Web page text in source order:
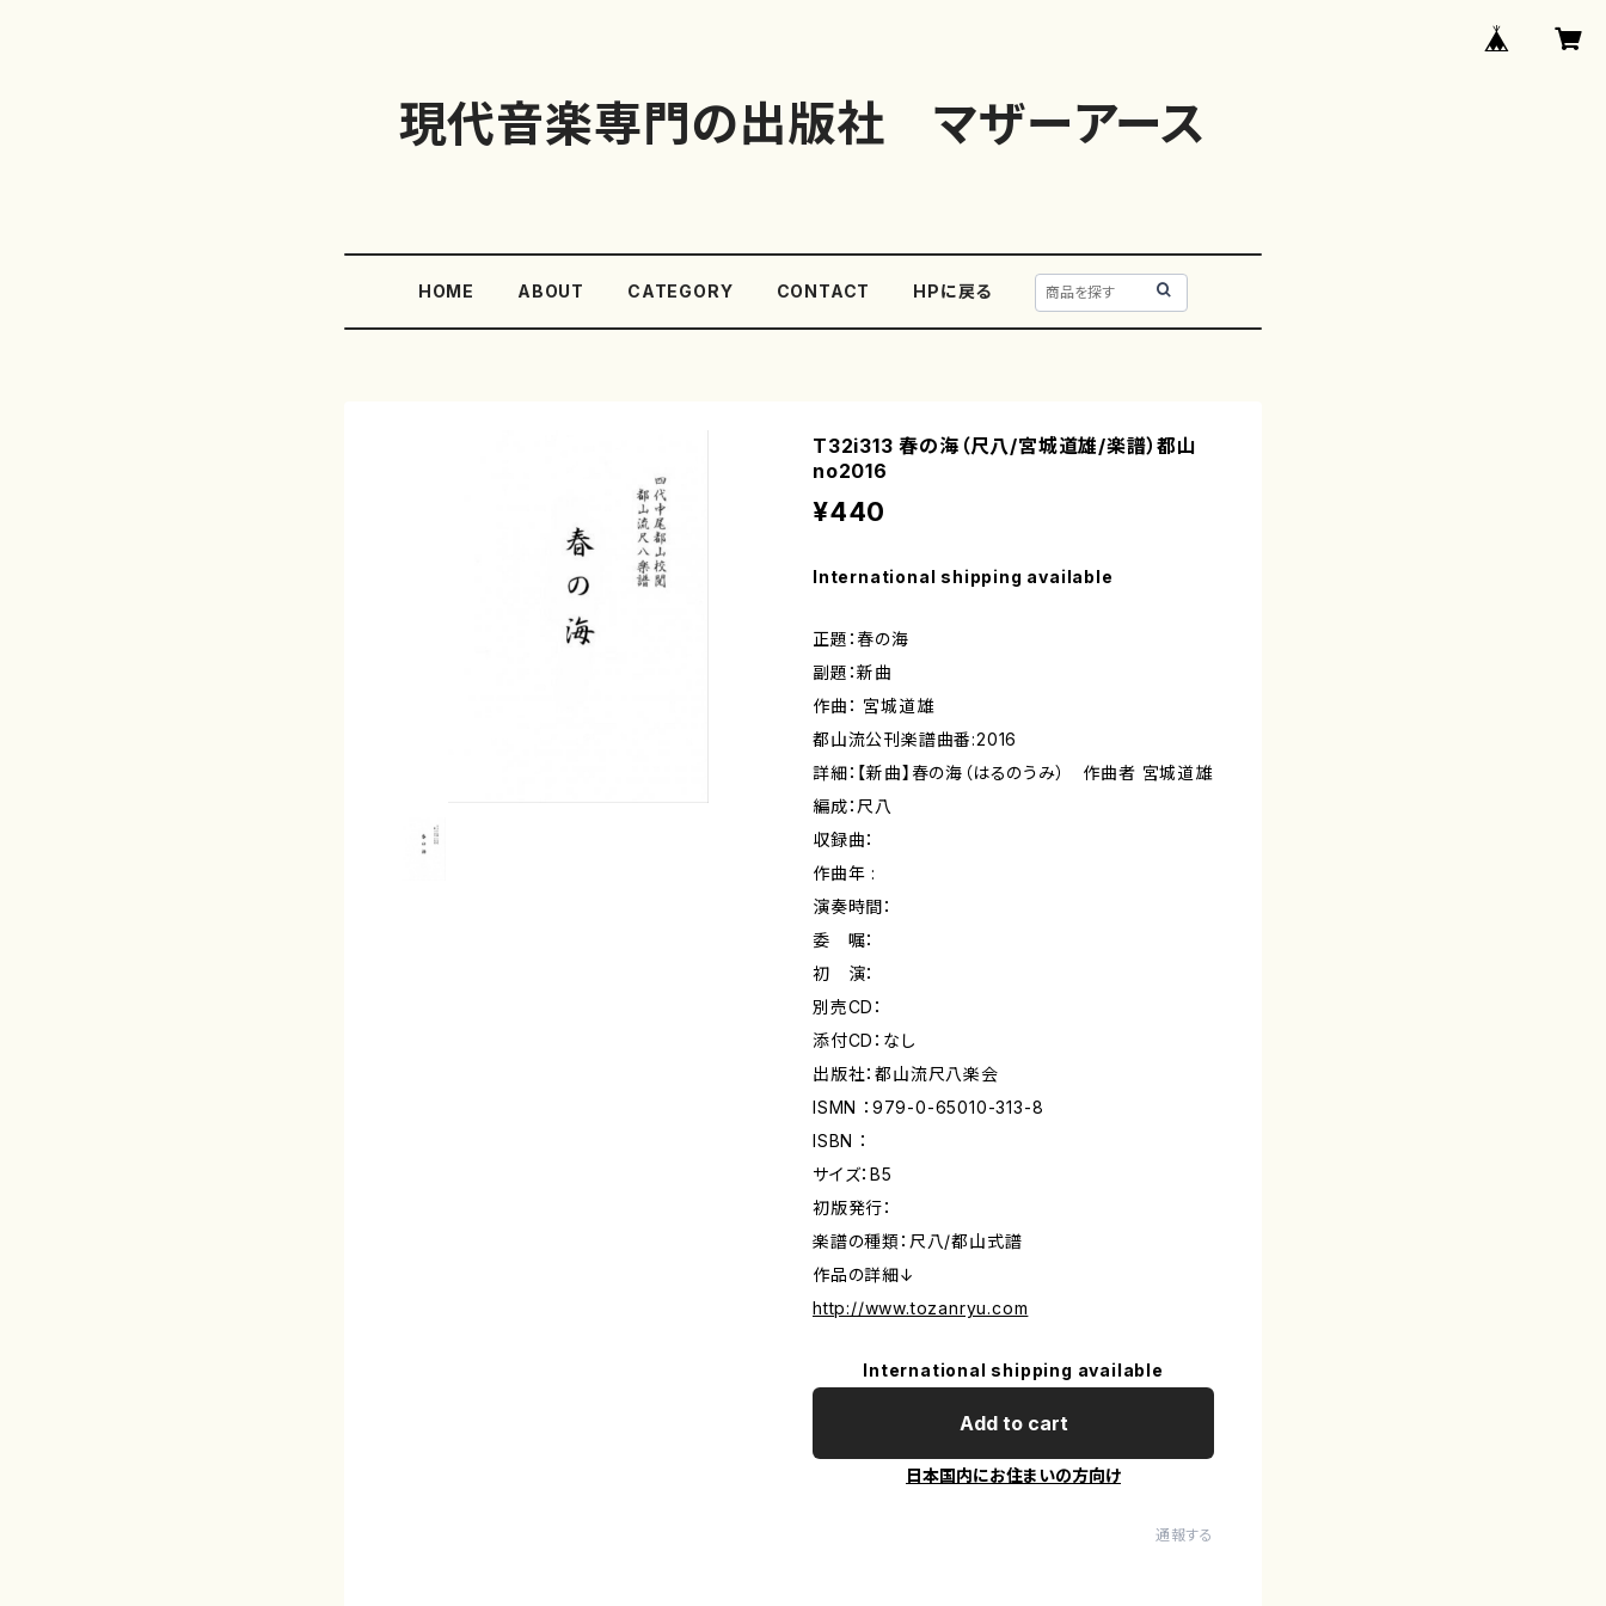
現代音楽専門の出版社 マザーアース
HOME ABOUT CATEGORY CONTACT HPに戻る
T32i313 春の海（尺八/宮城道雄/楽譜）都山
no2016
¥440
International shipping available
正題：春の海
副題：新曲
作曲： 宮城道雄
都山流公刊楽譜曲番:2016
詳細：【新曲】春の海（はるのうみ） 作曲者 宮城道雄
編成：尺八
収録曲：
作曲年 :
演奏時間：
委 嘱：
初 演：
別売CD：
添付CD：なし
出版社：都山流尺八楽会
ISMN ：979-0-65010-313-8
ISBN ：
サイズ：B5
初版発行：
楽譜の種類：尺八/都山式譜
作品の詳細↓
http://www.tozanryu.com
International shipping available
Add to cart
日本国内にお住まいの方向け
通報する